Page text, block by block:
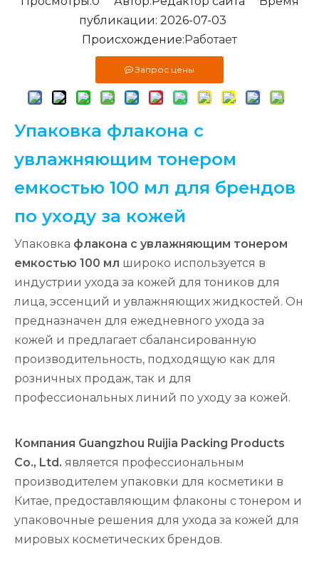
публикации: 2026-07-03
Происхождение:Работает
Запрос цены
Упаковка флакона с
увлажняющим тонером
емкостью 100 мл для брендов
по уходу за кожей
Упаковка флакона с увлажняющим тонером
емкостью 100 мл широко используется в
индустрии ухода за кожей для тоников для
лица, эссенций и увлажняющих жидкостей. Он
предназначен для ежедневного ухода за
кожей и предлагает сбалансированную
производительность, подходящую как для
розничных продаж, так и для
профессиональных линий по уходу за кожей.
Компания Guangzhou Ruijia Packing Products
Co., Ltd. является профессиональным
производителем упаковки для косметики в
Китае, предоставляющим флаконы с тонером и
упаковочные решения для ухода за кожей для
мировых косметических брендов.